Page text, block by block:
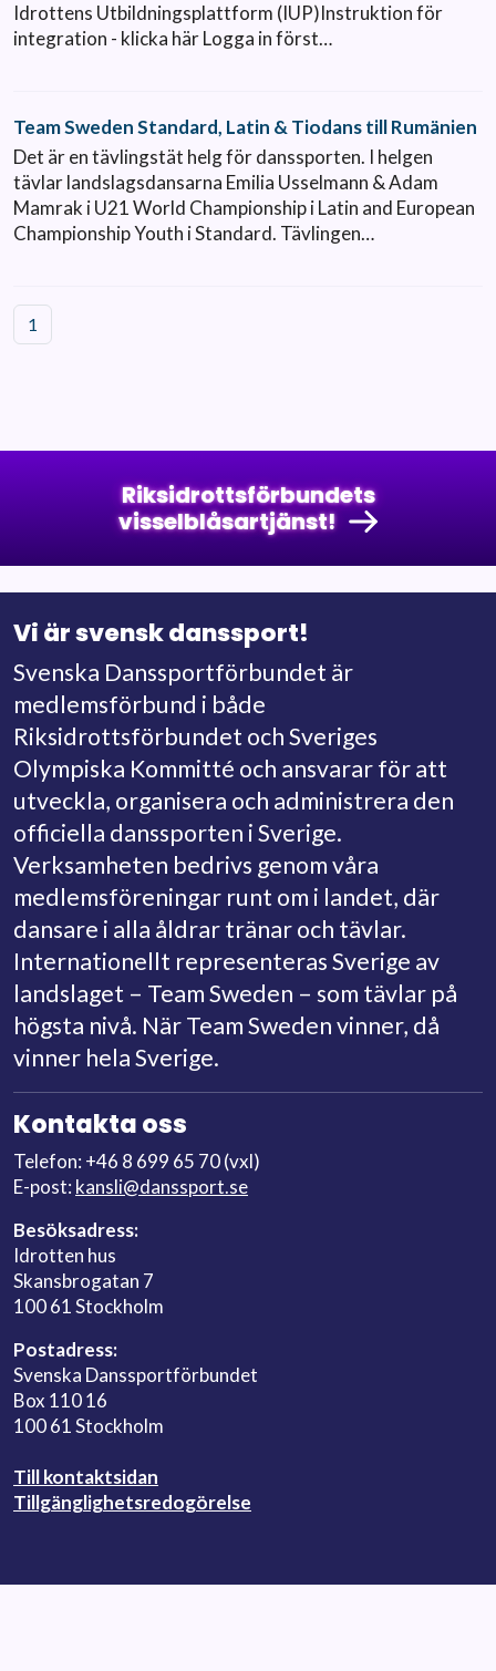
Idrottens Utbildningsplattform (IUP)Instruktion för
integration - klicka här Logga in först…
Team Sweden Standard, Latin & Tiodans till Rumänien
Det är en tävlingstät helg för danssporten. I helgen
tävlar landslagsdansarna Emilia Usselmann & Adam
Mamrak i U21 World Championship i Latin and European
Championship Youth i Standard. Tävlingen…
1
Riksidrottsförbundets
visselblåsartjänst!
Vi är svensk danssport!
Svenska Danssportförbundet är
medlemsförbund i både
Riksidrottsförbundet och Sveriges
Olympiska Kommitté och ansvarar för att
utveckla, organisera och administrera den
officiella danssporten i Sverige.
Verksamheten bedrivs genom våra
medlemsföreningar runt om i landet, där
dansare i alla åldrar tränar och tävlar.
Internationellt representeras Sverige av
landslaget – Team Sweden – som tävlar på
högsta nivå. När Team Sweden vinner, då
vinner hela Sverige.
Kontakta oss
Telefon: +46 8 699 65 70 (vxl)
E-post: kansli@danssport.se
Besöksadress:
Idrotten hus
Skansbrogatan 7
100 61 Stockholm
Postadress:
Svenska Danssportförbundet
Box 110 16
100 61 Stockholm
Till kontaktsidan
Tillgänglighetsredogörelse